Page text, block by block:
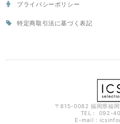
プライバシーポリシー
特定商取引法に基づく表記
〒815-0082 福岡県福
TEL： 092-
E-mail：